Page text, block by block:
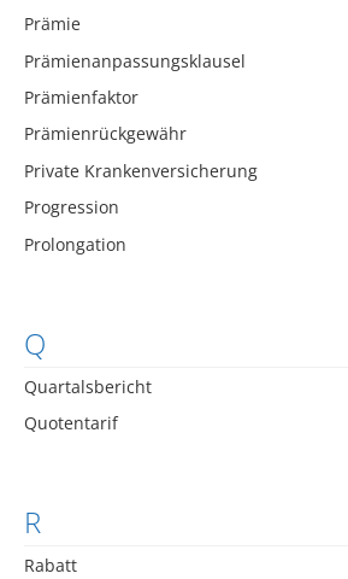
Prämie
Prämienanpassungsklausel
Prämienfaktor
Prämienrückgewähr
Private Krankenversicherung
Progression
Prolongation
Q
Quartalsbericht
Quotentarif
R
Rabatt